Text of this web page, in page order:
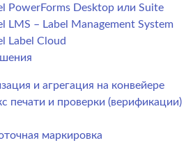
PowerForms Desktop или Suite
LMS – Label Management System
Label Cloud
и агрегация на конвейере
печати и проверки (верификации)
маркировка